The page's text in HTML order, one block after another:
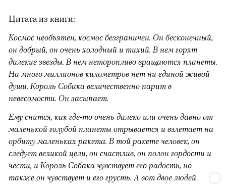
Цитата из книги:
Космос необъятен, космос безграничен. Он бесконечный,
он добрый, он очень холодный и тихий. В нем горят
далекие звезды. В нем неторопливо вращаются планеты.
На много миллионов километров нет ни единой живой
души. Король Собака величественно парит в
невесомости. Он засыпает.
Ему снится, как где-то очень далеко или очень давно от
маленькой голубой планеты отрывается и взлетает на
орбиту маленькая ракета. В той ракете человек, он
следует великой цели, он счастлив, он полон гордости и
чести, и Король Собака чувствует его радость, но
также он чувствует и его грусть. А вот двое людей